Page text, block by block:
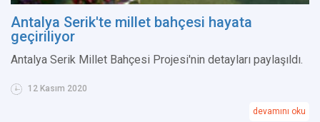
Antalya Serik'te millet bahçesi hayata
geçiriliyor
Antalya Serik Millet Bahçesi Projesi'nin detayları paylaşıldı.
12 Kasım 2020
devamını oku